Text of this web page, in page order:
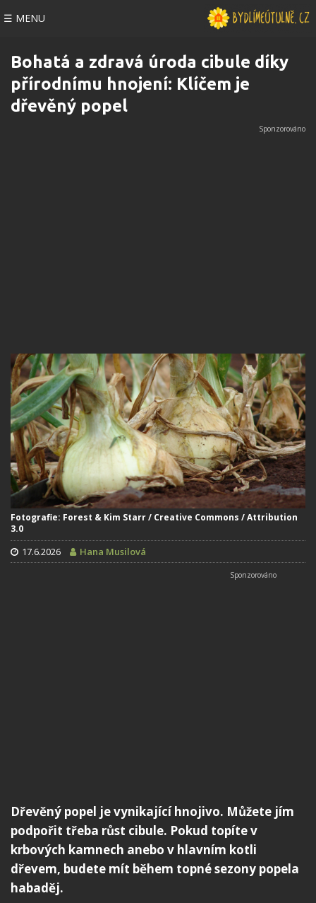
☰ MENU
Bohatá a zdravá úroda cibule díky
přírodnímu hnojení: Klíčem je
dřevěný popel
Fotografie: Forest & Kim Starr / Creative Commons / Attribution
3.0
17.6.2026 Hana Musilová
Dřevěný popel je vynikající hnojivo. Můžete jím
podpořit třeba růst cibule. Pokud topíte v
krbových kamnech anebo v hlavním kotli
dřevem, budete mít během topné sezony popela
habaděj.